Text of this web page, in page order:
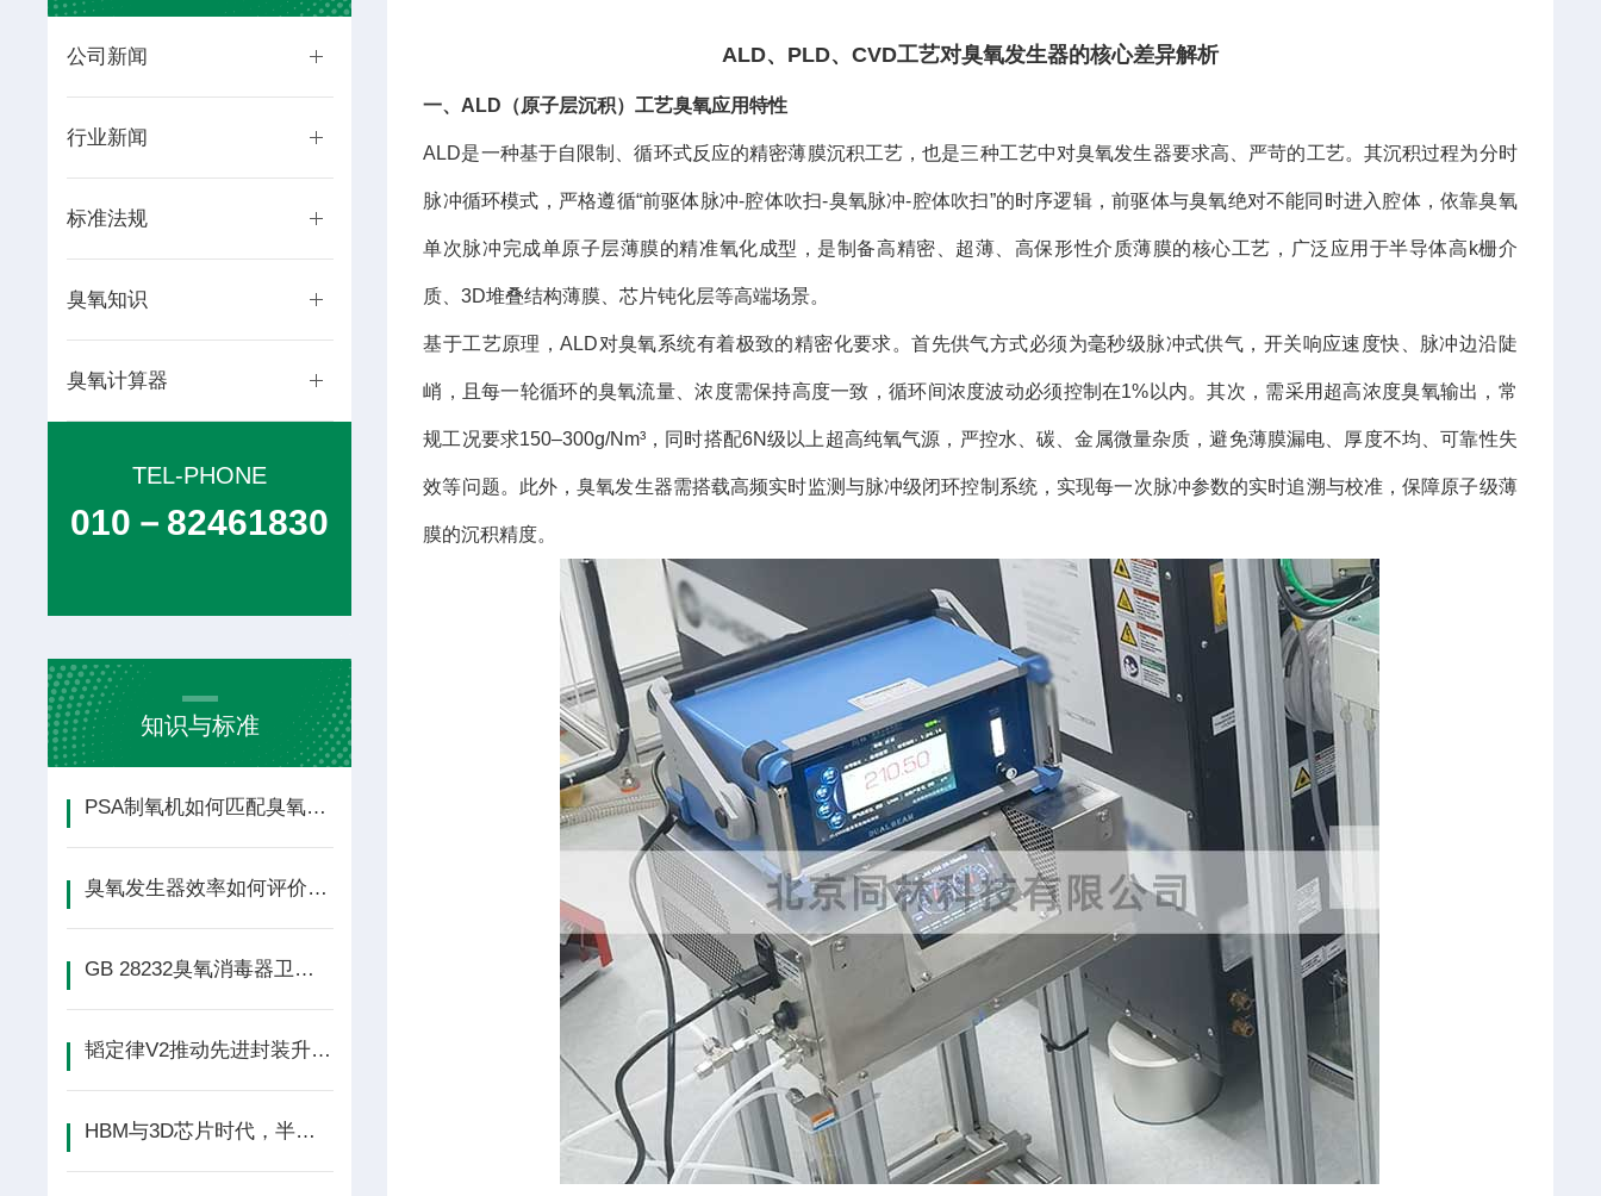
公司新闻
行业新闻
标准法规
臭氧知识
臭氧计算器
TEL-PHONE
010－82461830
知识与标准
PSA制氧机如何匹配臭氧发生器？选型方法
臭氧发生器效率如何评价？这4个指标比臭氧
GB 28232臭氧消毒器卫生标准202
韬定律V2推动先进封装升级，ALD臭氧需
HBM与3D芯片时代，半导体臭氧系统如何
ALD、PLD、CVD工艺对臭氧发生器的核心差异解析
一、ALD（原子层沉积）工艺臭氧应用特性
ALD是一种基于自限制、循环式反应的精密薄膜沉积工艺，也是三种工艺中对臭氧发生器要求高、严苛的工艺。其沉积过程为分时
脉冲循环模式，严格遵循“前驱体脉冲-腔体吹扫-臭氧脉冲-腔体吹扫”的时序逻辑，前驱体与臭氧绝对不能同时进入腔体，依靠臭氧
单次脉冲完成单原子层薄膜的精准氧化成型，是制备高精密、超薄、高保形性介质薄膜的核心工艺，广泛应用于半导体高k栅介
质、3D堆叠结构薄膜、芯片钝化层等高端场景。
基于工艺原理，ALD对臭氧系统有着极致的精密化要求。首先供气方式必须为毫秒级脉冲式供气，开关响应速度快、脉冲边沿陡
峭，且每一轮循环的臭氧流量、浓度需保持高度一致，循环间浓度波动必须控制在1%以内。其次，需采用超高浓度臭氧输出，常
规工况要求150–300g/Nm³，同时搭配6N级以上超高纯氧气源，严控水、碳、金属微量杂质，避免薄膜漏电、厚度不均、可靠性失
效等问题。此外，臭氧发生器需搭载高频实时监测与脉冲级闭环控制系统，实现每一次脉冲参数的实时追溯与校准，保障原子级薄
膜的沉积精度。